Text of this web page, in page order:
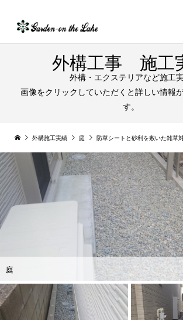
外構工事 施工
外構・エクステリアなど施工
画像をクリックしていただくと詳しい情報
す。
外構施工実績 庭 防草シートと砂利を敷いた雑草
庭